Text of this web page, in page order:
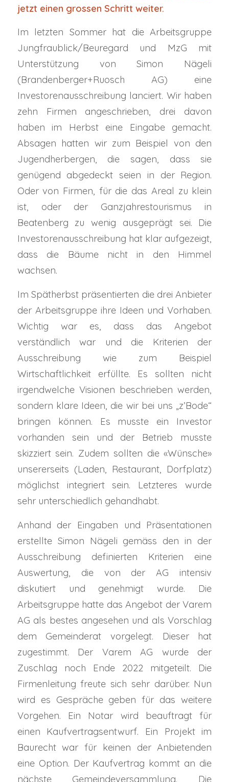
jetzt einen grossen Schritt weiter.
Im letzten Sommer hat die Arbeitsgruppe
Jungfraublick/Beuregard und MzG mit
Unterstützung von Simon Nägeli
(Brandenberger+Ruosch AG) eine
Investorenausschreibung lanciert. Wir haben
zehn Firmen angeschrieben, drei davon
haben im Herbst eine Eingabe gemacht.
Absagen hatten wir zum Beispiel von den
Jugendherbergen, die sagen, dass sie
genügend abgedeckt seien in der Region.
Oder von Firmen, für die das Areal zu klein
ist, oder der Ganzjahrestourismus in
Beatenberg zu wenig ausgeprägt sei. Die
Investorenausschreibung hat klar aufgezeigt,
dass die Bäume nicht in den Himmel
wachsen.
Im Spätherbst präsentierten die drei Anbieter
der Arbeitsgruppe ihre Ideen und Vorhaben.
Wichtig war es, dass das Angebot
verständlich war und die Kriterien der
Ausschreibung wie zum Beispiel
Wirtschaftlichkeit erfüllte. Es sollten nicht
irgendwelche Visionen beschrieben werden,
sondern klare Ideen, die wir bei uns „z’Bode“
bringen können. Es musste ein Investor
vorhanden sein und der Betrieb musste
skizziert sein. Zudem sollten die «Wünsche»
unsererseits (Laden, Restaurant, Dorfplatz)
möglichst integriert sein. Letzteres wurde
sehr unterschiedlich gehandhabt.
Anhand der Eingaben und Präsentationen
erstellte Simon Nägeli gemäss den in der
Ausschreibung definierten Kriterien eine
Auswertung, die von der AG intensiv
diskutiert und genehmigt wurde. Die
Arbeitsgruppe hatte das Angebot der Varem
AG als bestes angesehen und als Vorschlag
dem Gemeinderat vorgelegt. Dieser hat
zugestimmt. Der Varem AG wurde der
Zuschlag noch Ende 2022 mitgeteilt. Die
Firmenleitung freute sich sehr darüber. Nun
wird es Gespräche geben für das weitere
Vorgehen. Ein Notar wird beauftragt für
einen Kaufvertragsentwurf. Ein Projekt im
Baurecht war für keinen der Anbietenden
eine Option. Der Kaufvertrag kommt an die
nächste Gemeindeversammlung. Die